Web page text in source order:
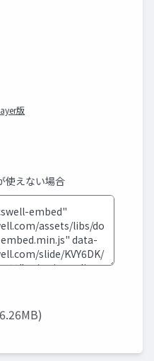
版
使えない場合